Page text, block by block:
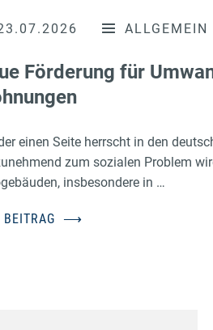
ALLGEMEIN
Förderung für
einen Seite herrscht in den
zum sozialen Problem
insbesondere in …
⟶